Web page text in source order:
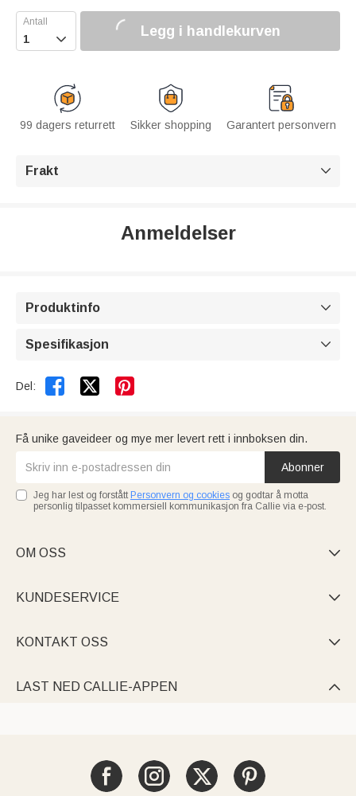
 Legg i handlekurven
99 dagers returrett Sikker shopping Garantert personvern
Frakt 
Anmeldelser
Produktinfo 
Spesifikasjon 
Del:  
Få unike gaveideer og mye mer levert rett i innboksen din.
Abonner
Jeg har lest og forstått Personvern og cookies og godtar å motta
personlig tilpasset kommersiell kommunikasjon fra Callie via e-post.
OM OSS 
KUNDESERVICE 
KONTAKT OSS 
LAST NED CALLIE-APPEN 